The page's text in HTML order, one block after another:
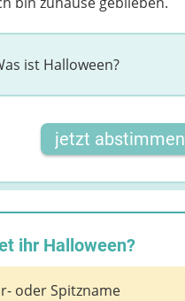
ist Halloween?
jetzt abstimmen
ihr Halloween?
oder Spitzname